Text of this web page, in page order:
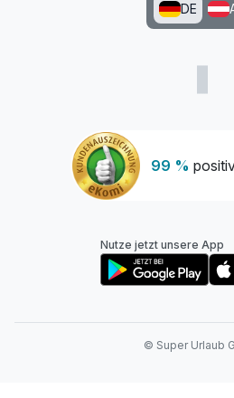
99 %
DE
Nutze jetzt unsere App
© Super Urlaub